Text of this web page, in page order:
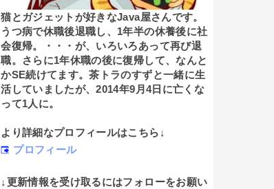
猫とガジェットが好きなJava屋さんです。
うつ病で休職後退職し、1年半の休養後に社
会復帰。・・・が、いろいろあって再び退
職。さらに1年休職の後に復帰して、なんと
かSE続けてます。茶トラのすずと一緒に生
活していましたが、2014年9月4日に亡くな
って1人に。
より詳細なプロフィールはこちら↓
プロフィール
↓更新情報を受け取るにはフォローをお願い